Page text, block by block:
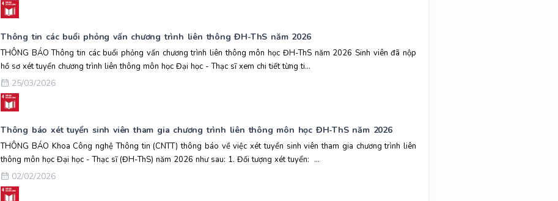
Thông tin các buổi phỏng vấn chương trình liên thông ĐH-ThS năm 2026
THÔNG BÁO Thông tin các buổi phỏng vấn chương trình liên thông môn học ĐH-ThS năm 2026 Sinh viên đã nộp
hồ sơ xét tuyển chương trình liên thông môn học Đại học - Thạc sĩ xem chi tiết từng ti...
25/03/2026
Thông báo xét tuyển sinh viên tham gia chương trình liên thông môn học ĐH-ThS năm 2026
THÔNG BÁO Khoa Công nghệ Thông tin (CNTT) thông báo về việc xét tuyển sinh viên tham gia chương trình liên
thông môn học Đại học - Thạc sĩ (ĐH-ThS) năm 2026 như sau: 1. Đối tượng xét tuyển: ...
02/02/2026